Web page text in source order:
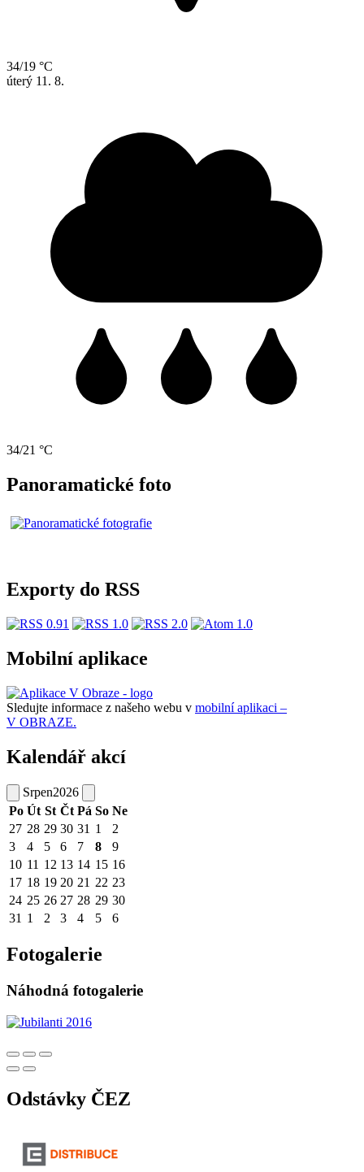
34/19 °C
úterý 11. 8.
34/21 °C
Panoramatické foto
Exporty do RSS
Mobilní aplikace
Sledujte informace z našeho webu v mobilní aplikaci –
V OBRAZE.
Kalendář akcí
Srpen2026
Po Út St Čt Pá So Ne
27 28 29 30 31 1
2
3
4 5 6 7 8
9
10 11 12 13 14 15 16
17 18 19 20 21 22 23
24 25 26 27 28 29 30
31 1 2 3 4 5 6
Fotogalerie
Náhodná fotogalerie
Odstávky ČEZ